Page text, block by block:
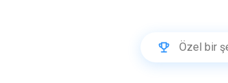
Özel bir